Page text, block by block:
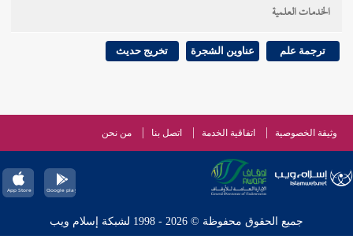
الخدمات العلمية
ترجمة علم عناوين الشجرة تخريج حديث
وثيقة الخصوصية اتفاقية الخدمة اتصل بنا من نحن
جميع الحقوق محفوظة © 2026 - 1998 لشبكة إسلام ويب